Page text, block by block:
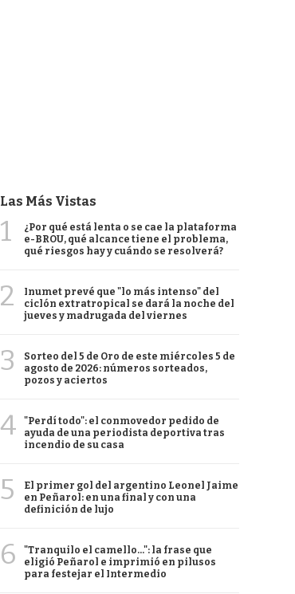
Las Más Vistas
1
¿Por qué está lenta o se cae la plataforma
e-BROU, qué alcance tiene el problema,
qué riesgos hay y cuándo se resolverá?
2
Inumet prevé que "lo más intenso" del
ciclón extratropical se dará la noche del
jueves y madrugada del viernes
3
Sorteo del 5 de Oro de este miércoles 5 de
agosto de 2026: números sorteados,
pozos y aciertos
4
"Perdí todo": el conmovedor pedido de
ayuda de una periodista deportiva tras
incendio de su casa
5
El primer gol del argentino Leonel Jaime
en Peñarol: en una final y con una
definición de lujo
6
"Tranquilo el camello...": la frase que
eligió Peñarol e imprimió en pilusos
para festejar el Intermedio